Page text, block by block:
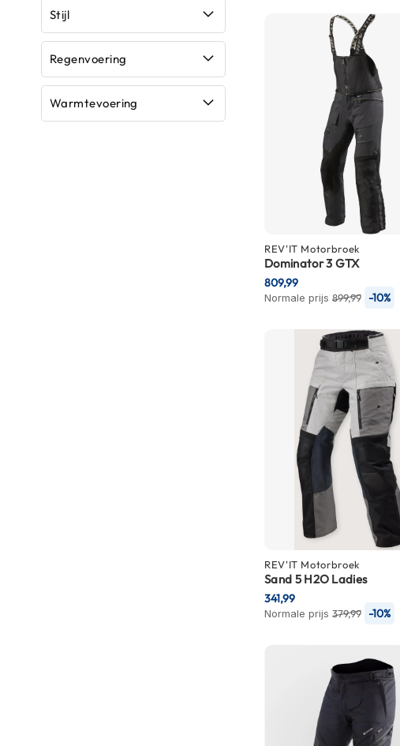
motorhelmen
Scooterhelmen
Boxer
helmen
Fashion
helmen
REV'IT Motorbroek
Dominator 3 GTX
Normale prijs 899,99 -10%
809,99
REV'IT Motorbroek
Sand 5 H2O Ladies
Normale prijs 379,99 -10%
341,99
Stijl
Regenvoering
Warmtevoering